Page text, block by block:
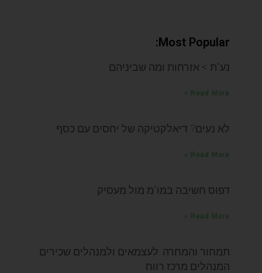
Most Popular:
נע"ת > אזרחות ומה שביניהם
Read More »
לא נעים? דיאלקטיקה של יחסים עם כסף
Read More »
דפוס חשיבה במו"מ מול מעסיק
Read More »
תמחור והמחרה :לעצמאים ולמנהלים שכירים
המנהלים מרכז רווח